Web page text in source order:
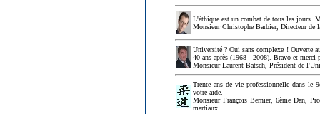
L'éthique est un combat de tous les jours.
Monsieur Christophe Barbier, Directeur de
Université ? Oui sans complexe ! Ouverte
40 ans après (1968 - 2008). Bravo et merci
Monsieur Laurent Batsch, Président de
Trente ans de vie professionnelle dans le
votre aide.
Monsieur François Bernier, 6ème Dan,
martiaux